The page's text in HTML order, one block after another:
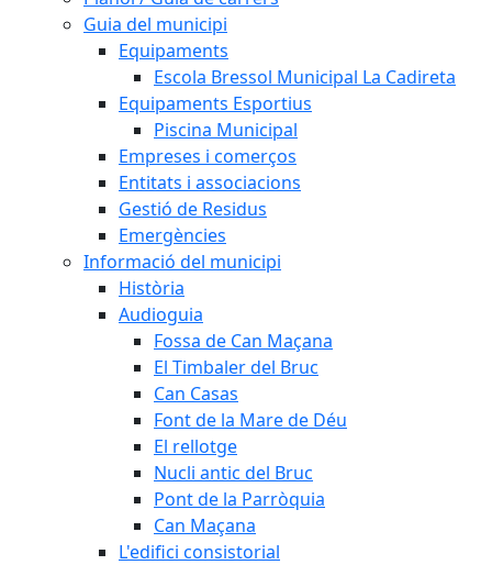
Guia del municipi
Equipaments
Escola Bressol Municipal La Cadireta
Equipaments Esportius
Piscina Municipal
Empreses i comerços
Entitats i associacions
Gestió de Residus
Emergències
Informació del municipi
Història
Audioguia
Fossa de Can Maçana
El Timbaler del Bruc
Can Casas
Font de la Mare de Déu
El rellotge
Nucli antic del Bruc
Pont de la Parròquia
Can Maçana
L'edifici consistorial